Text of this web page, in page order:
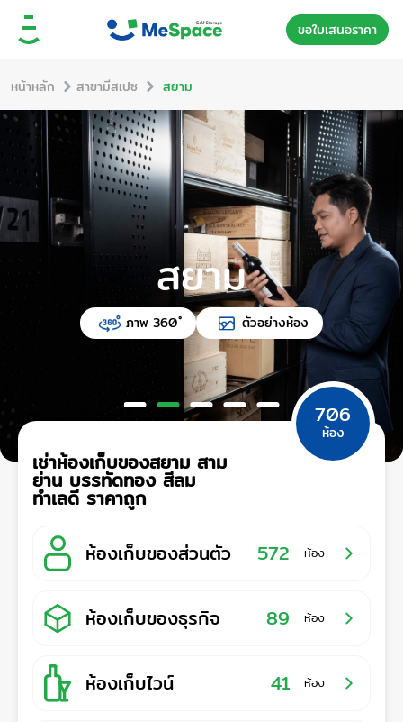
ขอใบเสนอราคา
หน้าหลัก สาขามีสเปซ สยาม
สยาม
ภาพ 360 ํ ตัวอย่างห้อง
เช่าห้องเก็บของสยาม สาม
ย่าน บรรทัดทอง สีลม
ทำเลดี ราคาถูก
706
ห้อง
ห้องเก็บของส่วนตัว 572 ห้อง
ห้องเก็บของธุรกิจ 89 ห้อง
ห้องเก็บไวน์ 41 ห้อง